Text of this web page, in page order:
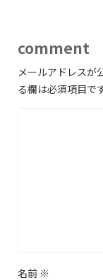
comment
メールアドレスが
る欄は必須項目で
名前 ※